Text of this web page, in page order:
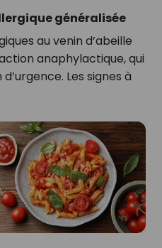
généralisée
au venin d’abeille
anaphylactique, qui
Les signes à